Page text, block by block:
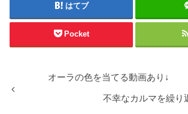
はてブ
Pocket
オーラの色を当てる動画あり↓
不幸なカルマを繰り